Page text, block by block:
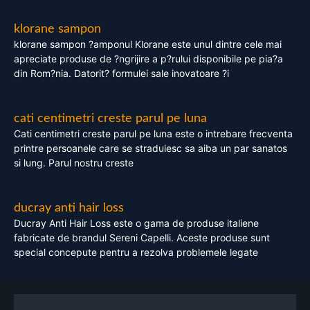
klorane sampon
klorane sampon ?amponul Klorane este unul dintre cele mai
apreciate produse de ?ngrijire a p?rului disponibile pe pia?a
din Rom?nia. Datorit? formulei sale inovatoare ?i
cati centimetri creste parul pe luna
Cati centimetri creste parul pe luna este o intrebare frecventa
printre persoanele care se straduiesc sa aiba un par sanatos
si lung. Parul nostru creste
ducray anti hair loss
Ducray Anti Hair Loss este o gama de produse italiene
fabricate de brandul Sereni Capelli. Aceste produse sunt
special concepute pentru a rezolva problemele legate